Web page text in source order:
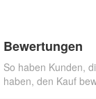
Bewertungen
So haben Kunden,
haben, den Kauf